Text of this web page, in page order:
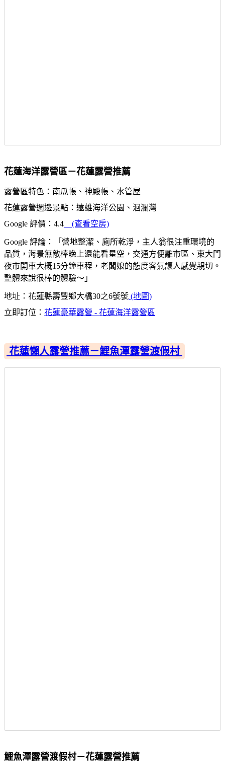
花蓮海洋露營區－花蓮露營推薦
露營區特色：南瓜帳、神殿帳、水管屋
花蓮露營週邊景點：遠雄海洋公園、洄瀾灣
Google 評價：4.4 (查看空房)
Google 評論：「營地整潔、廁所乾淨，主人翁很注重環境的
品質，海景無敵棒晚上還能看星空，交通方便離市區、東大門
夜市開車大概15分鐘車程，老闆娘的態度客氣讓人感覺親切。
整體來說很棒的體驗～」
地址：花蓮縣壽豐鄉大橋30之6號號 (地圖)
立即訂位： 花蓮豪華露營 - 花蓮海洋露營區
花蓮懶人露營推薦－鯉魚潭露營渡假村
鯉魚潭露營渡假村－花蓮露營推薦